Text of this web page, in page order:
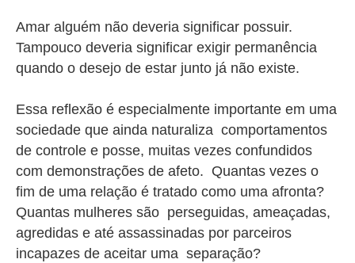
Amar alguém não deveria significar possuir.
Tampouco deveria significar exigir permanência
quando o desejo de estar junto já não existe.
Essa reflexão é especialmente importante em uma
sociedade que ainda naturaliza comportamentos
de controle e posse, muitas vezes confundidos
com demonstrações de afeto. Quantas vezes o
fim de uma relação é tratado como uma afronta?
Quantas mulheres são perseguidas, ameaçadas,
agredidas e até assassinadas por parceiros
incapazes de aceitar uma separação?